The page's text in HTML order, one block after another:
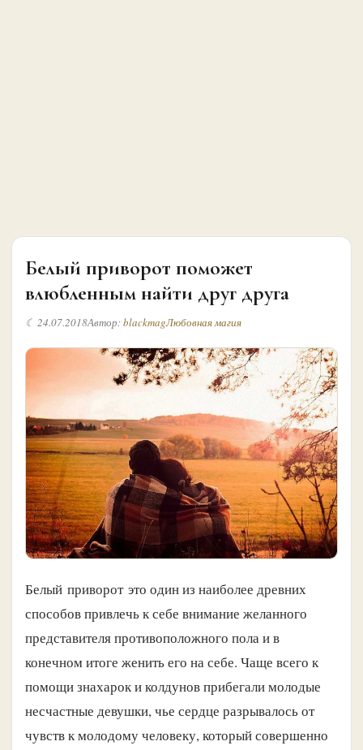
Белый приворот поможет
влюбленным найти друг друга
☾ 24.07.2018Автор:blackmagЛюбовная магия
Белый приворот это один из наиболее древних
способов привлечь к себе внимание желанного
представителя противоположного пола и в
конечном итоге женить его на себе. Чаще всего к
помощи знахарок и колдунов прибегали молодые
несчастные девушки, чье сердце разрывалось от
чувств к молодому человеку, который совершенно